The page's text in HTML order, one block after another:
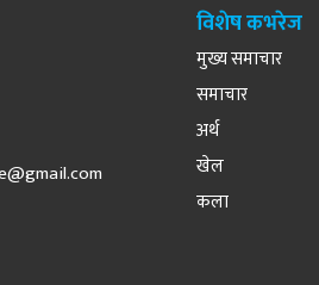
विशेष कभरेज
मुख्य समाचार
समाचार
अर्थ
खेल
कला